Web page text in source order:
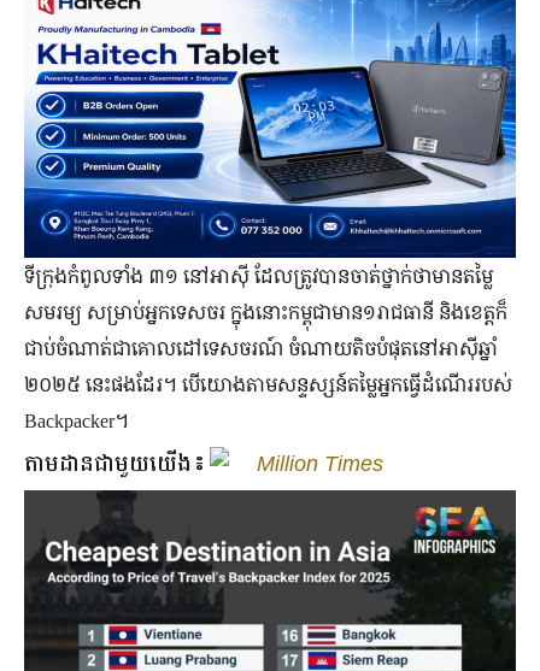
ទីក្រុង​កំពូល​ទាំង ៣១ នៅ​អាស៊ី ដែល​ត្រូវ​បាន​ចាត់​ថ្នាក់​ថា​មាន​តម្លៃ​
សមរម្យ សម្រាប់​អ្នក​ទេសចរ ក្នុង​នោះ​កម្ពុជា​មាន១រាជធានី និង​ខេត្ត​ក៏​
ជាប់​ចំណាត់​​ជា​គោលដៅ​ទេសចរណ៍ ចំណាយ​តិច​បំផុត​នៅ​អាស៊ី​ឆ្នាំ
២០២៥ នេះ​ផង​ដែរ។ បើ​យោង​តាម​សន្ទស្សន៍​តម្លៃ​អ្នក​ធ្វើ​ដំណើរ​របស់
Backpacker។
តាមដានជាមួយយើង៖ Million Times